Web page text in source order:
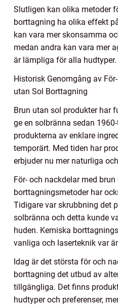
Slutligen kan olika metoder
borttagning ha olika effekt
kan vara mer skonsamma
medan andra kan vara mer
är lämpliga för alla hudtyper.
Historisk Genomgång av
utan Sol Borttagning
Brun utan sol produkter har
ge en solbränna sedan
produkterna av enklare
temporärt. Med tiden har
erbjuder nu mer naturliga
För- och nackdelar med
borttagningsmetoder har
Tidigare var skrubbning det
solbränna och detta kunde
huden. Kemiska
vanliga och laserteknik var
Idag är det största för och
borttagning det utbud av
tillgängliga. Det finns
hudtyper och preferenser,